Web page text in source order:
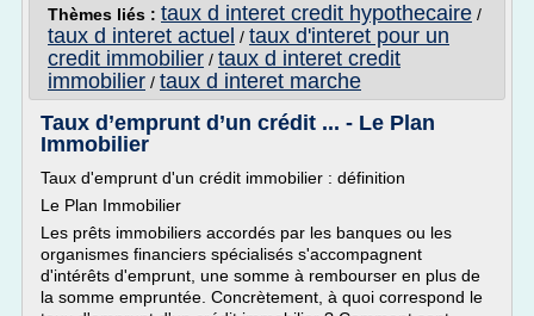
Thèmes liés : taux d interet credit hypothecaire /
taux d interet actuel / taux d'interet pour un
credit immobilier / taux d interet credit
immobilier / taux d interet marche
Taux d’emprunt d’un crédit ... - Le Plan
Immobilier
Taux d'emprunt d'un crédit immobilier : définition
Le Plan Immobilier
Les prêts immobiliers accordés par les banques ou les
organismes financiers spécialisés s'accompagnent
d'intérêts d'emprunt, une somme à rembourser en plus de
la somme empruntée. Concrètement, à quoi correspond le